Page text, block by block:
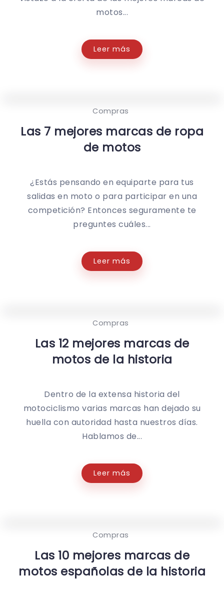
motos...
Leer más
Compras
Las 7 mejores marcas de ropa
de motos
¿Estás pensando en equiparte para tus
salidas en moto o para participar en una
competición? Entonces seguramente te
preguntes cuáles...
Leer más
Compras
Las 12 mejores marcas de
motos de la historia
Dentro de la extensa historia del
motociclismo varias marcas han dejado su
huella con autoridad hasta nuestros días.
Hablamos de...
Leer más
Compras
Las 10 mejores marcas de
motos españolas de la historia